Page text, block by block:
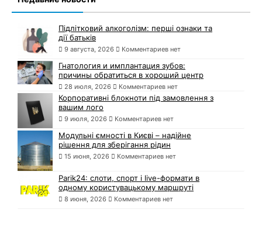
Підлітковий алкоголізм: перші ознаки та
дії батьків
9 августа, 2026 Комментариев нет
Гнатология и имплантация зубов:
причины обратиться в хороший центр
28 июля, 2026 Комментариев нет
Корпоративні блокноти під замовлення з
вашим лого
9 июля, 2026 Комментариев нет
Модульні ємності в Києві – надійне
рішення для зберігання рідин
15 июня, 2026 Комментариев нет
Parik24: слоти, спорт і live-формати в
одному користувацькому маршруті
8 июня, 2026 Комментариев нет